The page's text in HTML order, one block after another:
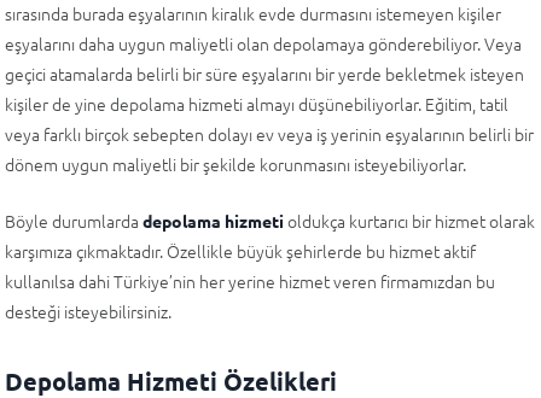
sırasında burada eşyalarının kiralık evde durmasını istemeyen kişiler
eşyalarını daha uygun maliyetli olan depolamaya gönderebiliyor. Veya
geçici atamalarda belirli bir süre eşyalarını bir yerde bekletmek isteyen
kişiler de yine depolama hizmeti almayı düşünebiliyorlar. Eğitim, tatil
veya farklı birçok sebepten dolayı ev veya iş yerinin eşyalarının belirli bir
dönem uygun maliyetli bir şekilde korunmasını isteyebiliyorlar.
Böyle durumlarda depolama hizmetioldukça kurtarıcı bir hizmet olarak
karşımıza çıkmaktadır. Özellikle büyük şehirlerde bu hizmet aktif
kullanılsa dahi Türkiye’nin her yerine hizmet veren firmamızdan bu
desteği isteyebilirsiniz.
Depolama Hizmeti Özelikleri